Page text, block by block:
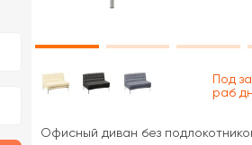
Под
раб
Офисный диван без